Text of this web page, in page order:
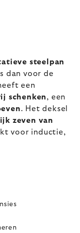
steelpan
dan voor de
een
schenken, een
. Het deksel
zeven van
voor inductie,